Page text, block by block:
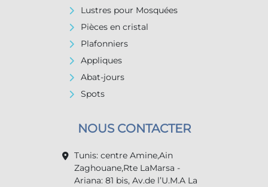
Lustres pour Mosquées
Pièces en cristal
Plafonniers
Appliques
Abat-jours
Spots
NOUS CONTACTER
Tunis: centre Amine,Ain
Zaghouane,Rte LaMarsa -
Ariana: 81 bis, Av.de l’U.M.A La